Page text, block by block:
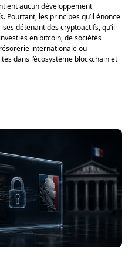
aucun développement
Pourtant, les principes qu’il énonce
détenant des cryptoactifs, qu’il
en bitcoin, de sociétés
internationale ou
dans l’écosystème blockchain et